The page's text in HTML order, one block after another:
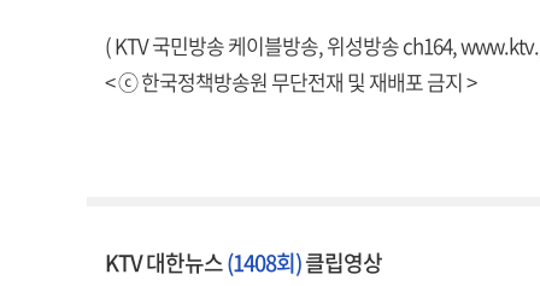
( KTV 국민방송 케이블방송, 위성방송 ch164,
< ⓒ 한국정책방송원 무단전재 및 재배포 금지 >
KTV 대한뉴스(1408회)클립영상